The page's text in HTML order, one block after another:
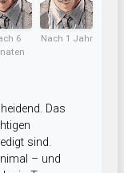
6
Nach 1 Jahr
Das
sind.
– und